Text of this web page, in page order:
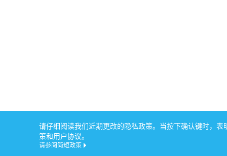
请仔细阅读我们近期更改的隐私政策。当按下确认键时，
策和用户协议。
请参阅简短政策